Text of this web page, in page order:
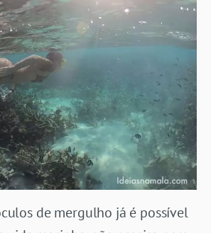
de mergulho já é possível